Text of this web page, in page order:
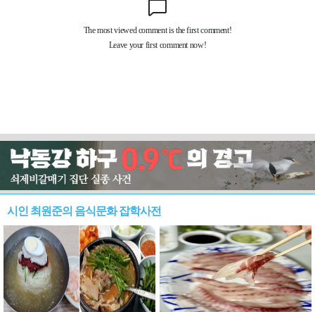
시인 최원준의 음식문화 잡학사전